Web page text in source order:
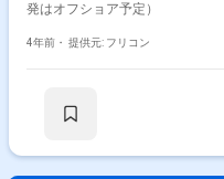
発はオフショア予定）
4年前・ 提供元: フリコン